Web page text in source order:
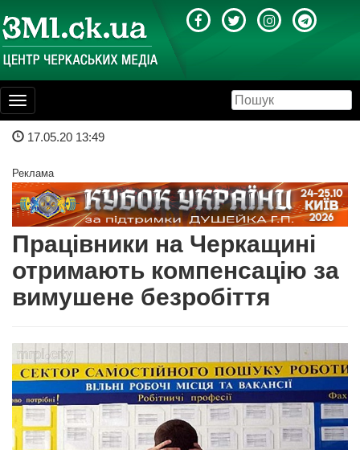
Toggle
navigation
17.05.20 13:49
Реклама
Працівники на Черкащині
отримають компенсацію за
вимушене безробіття